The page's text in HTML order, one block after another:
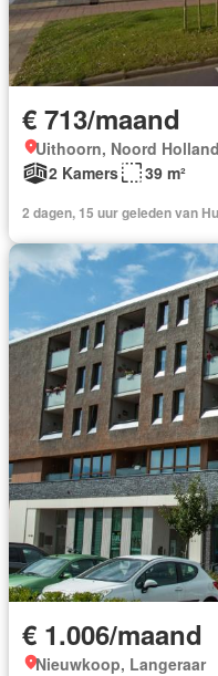
€ 713/maand
Uithoorn, Noord Holland
2 Kamers
39 m²
2 dagen, 15 uur geleden van
€ 1.006/maand
Nieuwkoop, Langeraar